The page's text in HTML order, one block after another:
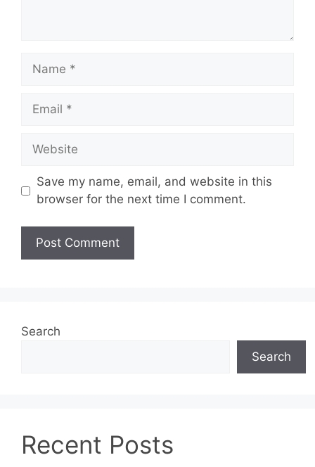
Name
Email
Website
Save my name, email, and website in this
browser for the next time I comment.
Search
Search
Recent Posts